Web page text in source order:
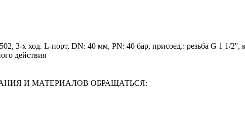
3-х ход. L-порт, DN: 40 мм, PN: 40 бар, присоед.: резьба G 1 1/
действия
И МАТЕРИАЛОВ ОБРАЩАТЬСЯ: